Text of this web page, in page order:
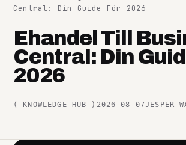
Shopify
Plattformar
Central: Din Guide För 2026
Ehandel Till
Central: Din
2026
( KNOWLEDGE HUB ) 2026-08-07JESPER